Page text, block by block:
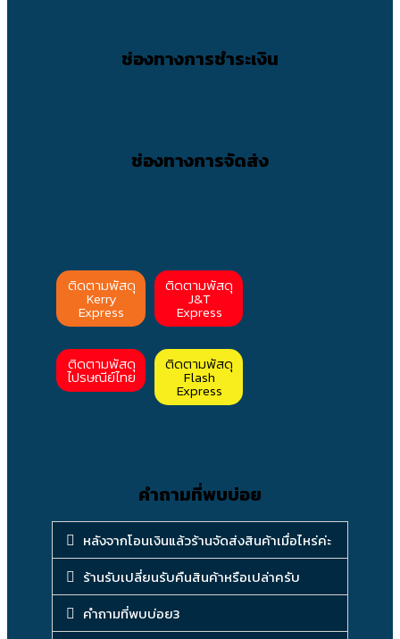
ช่องทางการชำระเงิน
ช่องทางการจัดส่ง
ติดตามพัสดุ
Kerry
Express
ติดตามพัสดุ
J&T
Express
ติดตามพัสดุ
ไปรษณีย์ไทย
ติดตามพัสดุ
Flash
Express
คำถามที่พบบ่อย
หลังจากโอนเงินแล้วร้านจัดส่งสินค้าเมื่อไหร่ค่ะ
ร้านรับเปลี่ยนรับคืนสินค้าหรือเปล่าครับ
คำถามที่พบบ่อย3